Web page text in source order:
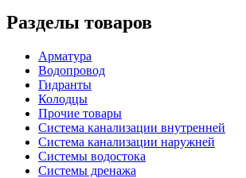
Разделы товаров
Арматура
Водопровод
Гидранты
Колодцы
Прочие товары
Система канализации внутренней
Система канализации наружней
Системы водостока
Системы дренажа